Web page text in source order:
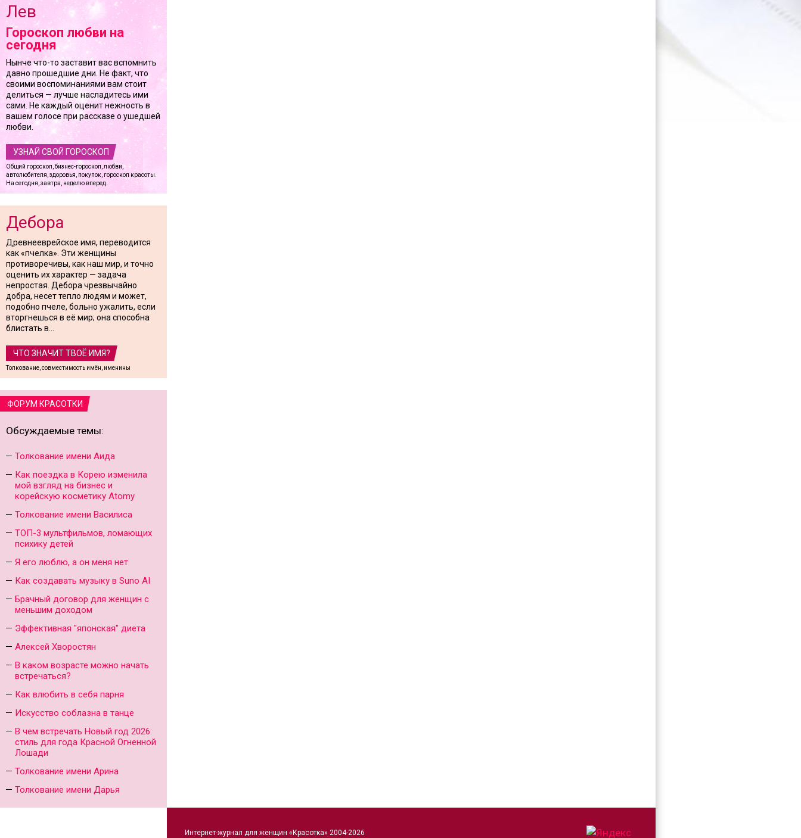
Лев
Гороскоп любви на
сегодня
Нынче что-то заставит вас вспомнить
давно прошедшие дни. Не факт, что
своими воспоминаниями вам стоит
делиться — лучше насладитесь ими
сами. Не каждый оценит нежность в
вашем голосе при рассказе о ушедшей
любви.
УЗНАЙ СВОЙ ГОРОСКОП
Общий гороскоп, бизнес-гороскоп, любви,
автолюбителя, здоровья, покупок, гороскоп красоты.
На сегодня, завтра, неделю вперед.
Дебора
Древнееврейское имя, переводится
как «пчелка». Эти женщины
противоречивы, как наш мир, и точно
оценить их характер — задача
непростая. Дебора чрезвычайно
добра, несет тепло людям и может,
подобно пчеле, больно ужалить, если
вторгнешься в её мир; она способна
блистать в...
ЧТО ЗНАЧИТ ТВОЁ ИМЯ?
Толкование, совместимость имён, именины
ФОРУМ КРАСОТКИ
Обсуждаемые темы:
Толкование имени Аида
Как поездка в Корею изменила
мой взгляд на бизнес и
корейскую косметику Atomy
Толкование имени Василиса
ТОП-3 мультфильмов, ломающих
психику детей
Я его люблю, а он меня нет
Как создавать музыку в Suno AI
Брачный договор для женщин с
меньшим доходом
Эффективная "японская" диета
Алексей Хворостян
В каком возрасте можно начать
встречаться?
Как влюбить в себя парня
Искусство соблазна в танце
В чем встречать Новый год 2026:
стиль для года Красной Огненной
Лошади
Толкование имени Арина
Толкование имени Дарья
Интернет-журнал для женщин «Красотка» 2004-2026